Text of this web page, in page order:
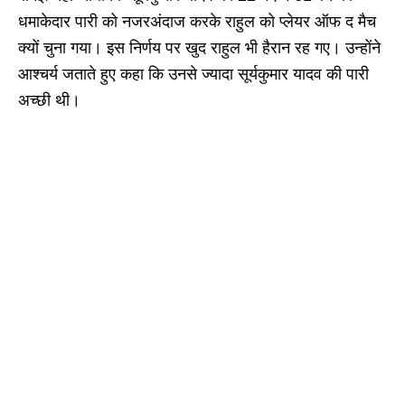
धमाकेदार पारी को नजरअंदाज करके राहुल को प्लेयर ऑफ द मैच
क्यों चुना गया। इस निर्णय पर खुद राहुल भी हैरान रह गए। उन्होंने
आश्चर्य जताते हुए कहा कि उनसे ज्यादा सूर्यकुमार यादव की पारी
अच्छी थी।